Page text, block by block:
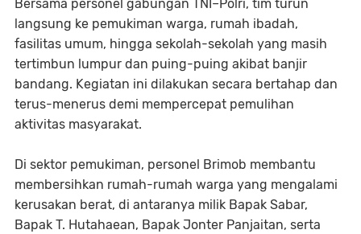
Bersama personel gabungan TNI–Polri, tim turun
langsung ke pemukiman warga, rumah ibadah,
fasilitas umum, hingga sekolah-sekolah yang masih
tertimbun lumpur dan puing-puing akibat banjir
bandang. Kegiatan ini dilakukan secara bertahap dan
terus-menerus demi mempercepat pemulihan
aktivitas masyarakat.
Di sektor pemukiman, personel Brimob membantu
membersihkan rumah-rumah warga yang mengalami
kerusakan berat, di antaranya milik Bapak Sabar,
Bapak T. Hutahaean, Bapak Jonter Panjaitan, serta